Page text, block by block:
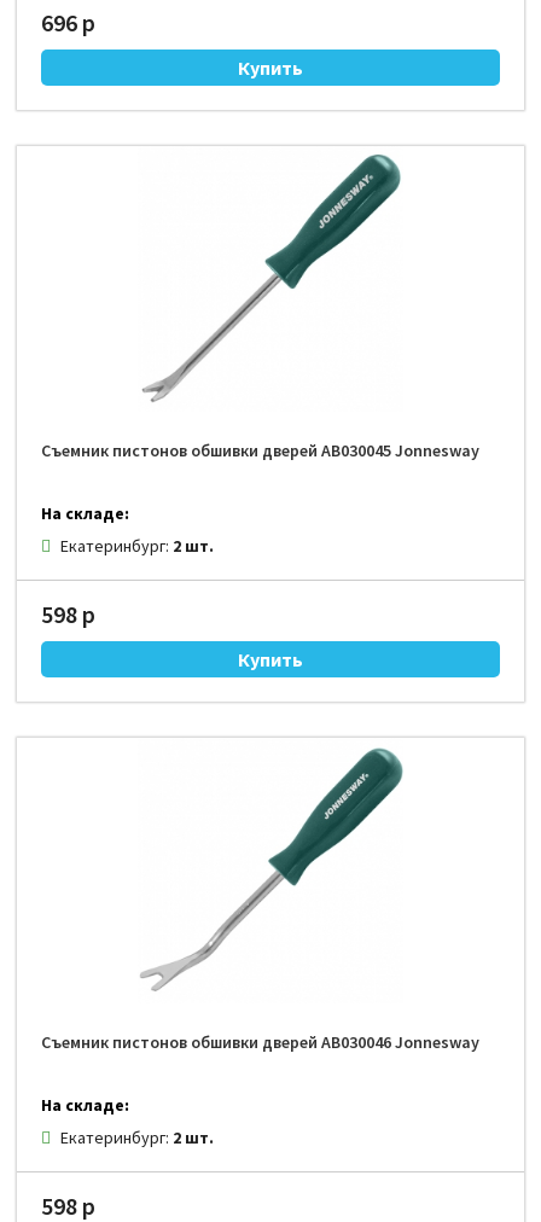
696 р
Съемник пистонов обшивки дверей AB030045 Jonnesway
На складе:
Екатеринбург: 2 шт.
598 р
Съемник пистонов обшивки дверей AB030046 Jonnesway
На складе:
Екатеринбург: 2 шт.
598 р